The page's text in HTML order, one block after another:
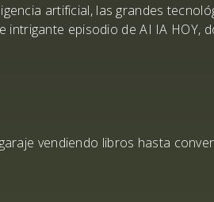
artificial, las grandes
intrigante episodio de AI IA HOY,
garaje vendiendo libros hasta